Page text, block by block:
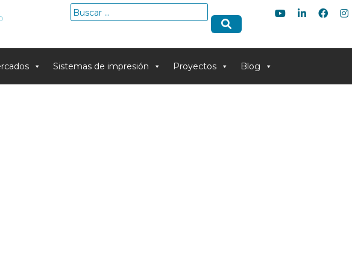
Buscar:
Sistemas de impresión Proyectos Blog